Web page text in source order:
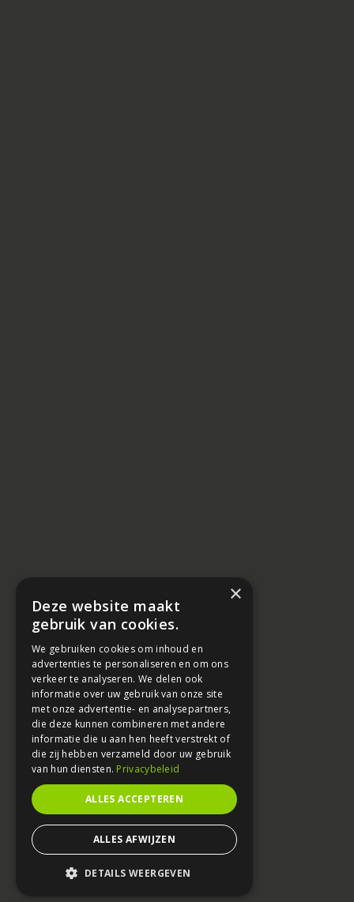
×
Deze website maakt
gebruik van cookies.
We gebruiken cookies om inhoud en
advertenties te personaliseren en om ons
verkeer te analyseren. We delen ook
informatie over uw gebruik van onze site
met onze advertentie- en analysepartners,
die deze kunnen combineren met andere
informatie die u aan hen heeft verstrekt of
die zij hebben verzameld door uw gebruik
van hun diensten. Privacybeleid
ALLES ACCEPTEREN
ALLES AFWIJZEN
DETAILS WEERGEVEN